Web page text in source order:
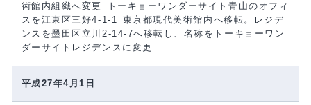
術館内組織へ変更 トーキョーワンダーサイト青山のオフィ
スを江東区三好4-1-1 東京都現代美術館内へ移転。レジデ
ンスを墨田区立川2-14-7へ移転し、名称をトーキョーワン
ダーサイトレジデンスに変更
平成27年4月1日